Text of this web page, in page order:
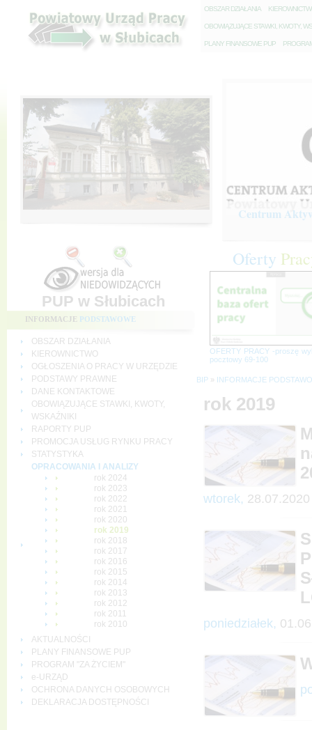
OBSZAR DZIAŁANIA K
OBOWIĄZUJĄCE STAWKI, KWOTY,
PLANY FINANSOWE PUP P
Centrum
PUP w Słubicach
INFORMACJE PODSTAWOWE
OBSZAR DZIAŁANIA
KIEROWNICTWO
OGŁOSZENIA O PRACY W URZĘDZIE
PODSTAWY PRAWNE
DANE KONTAKTOWE
OBOWIĄZUJĄCE STAWKI, KWOTY,
WSKAŹNIKI
RAPORTY PUP
PROMOCJA USŁUG RYNKU PRACY
STATYSTYKA
OPRACOWANIA I ANALIZY
rok 2024
rok 2023
rok 2022
rok 2021
rok 2020
rok 2019
rok 2018
rok 2017
rok 2016
rok 2015
rok 2014
rok 2013
rok 2012
rok 2011
rok 2010
AKTUALNOŚCI
PLANY FINANSOWE PUP
PROGRAM "ZA ŻYCIEM"
e-URZĄD
OCHRONA DANYCH OSOBOWYCH
DEKLARACJA DOSTĘPNOŚCI
Oferty
OFERTY PRACY -proszę
pocztowy 69-100
BIP » INFORMACJE
rok 2019
wtorek,
poniedziałek,